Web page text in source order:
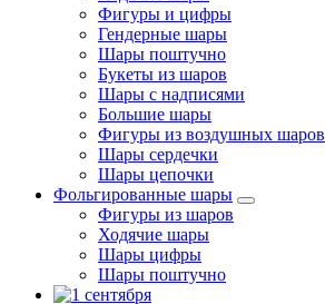
Фигуры и цифры
Гендерные шары
Шары поштучно
Букеты из шаров
Шары с надписями
Большие шары
Фигуры из воздушных шаров
Шары сердечки
Шары цепочки
Фольгированные шары
Фигуры из шаров
Ходячие шары
Шары цифры
Шары поштучно